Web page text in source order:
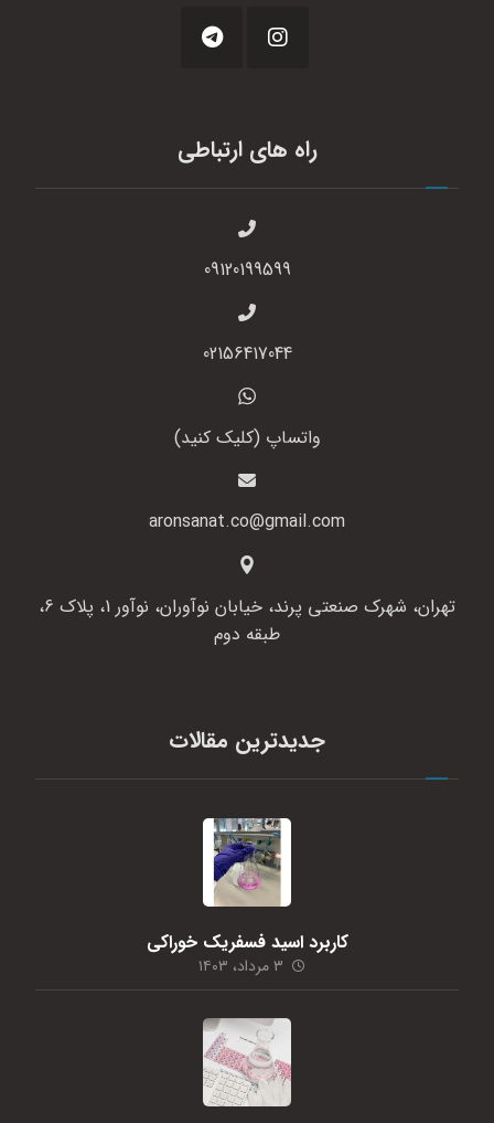
راه های ارتباطی
09120199599
02156417044
واتساپ (کلیک کنید)
aronsanat.co@gmail.com
تهران، شهرک صنعتی پرند، خیابان نوآوران، نوآور 1، پلاک 6،
طبقه دوم
جدیدترین مقالات
کاربرد اسید فسفریک خوراکی
۳ مرداد، ۱۴۰۳